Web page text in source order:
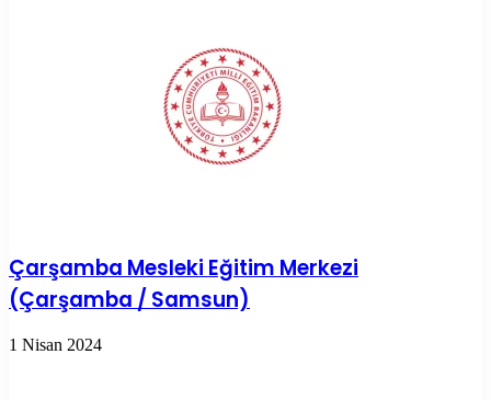
Çarşamba Mesleki Eğitim Merkezi
(Çarşamba / Samsun)
1 Nisan 2024